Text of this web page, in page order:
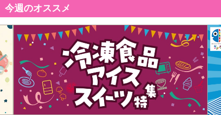
※パッケージ変更や商品リニューアル(成分など含む)等により、参考
の掲載画像や画像内のバーコードなど、お届け商品と多少異なる場
合がございます。
また、[新たな加工食品の原料原産地表示制度]の経過措置期間の終
了により、商品詳細内に記載の原産国・原材料の表記が旧表記の場
合がございます。
あらかじめご了承いただいた上でお申込みください。なお、本理由
によるお申込み後のキャンセル・返品交換は対応いたしかねます。
【お支払いについて】
今週のオススメ